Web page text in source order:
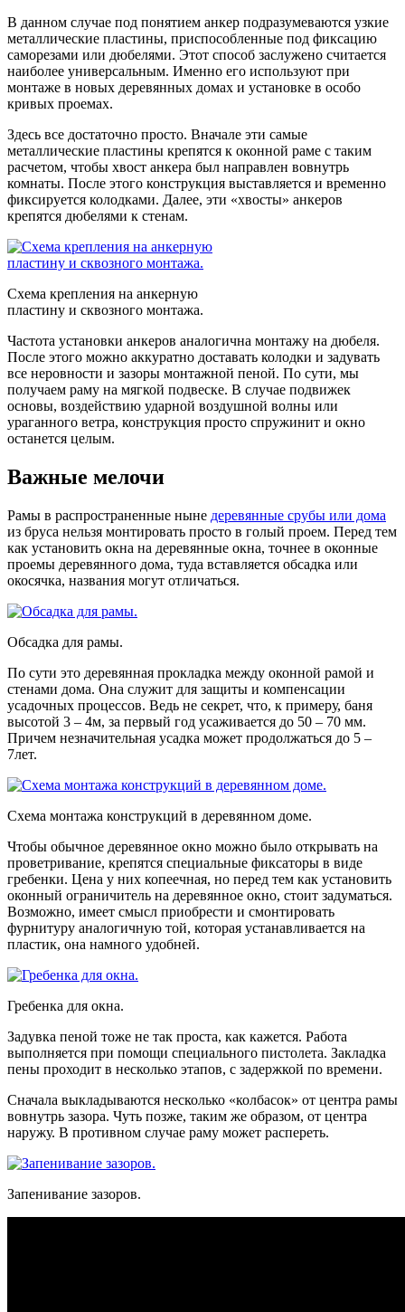
В данном случае под понятием анкер подразумеваются узкие
металлические пластины, приспособленные под фиксацию
саморезами или дюбелями. Этот способ заслужено считается
наиболее универсальным. Именно его используют при
монтаже в новых деревянных домах и установке в особо
кривых проемах.
Здесь все достаточно просто. Вначале эти самые
металлические пластины крепятся к оконной раме с таким
расчетом, чтобы хвост анкера был направлен вовнутрь
комнаты. После этого конструкция выставляется и временно
фиксируется колодками. Далее, эти «хвосты» анкеров
крепятся дюбелями к стенам.
Схема крепления на анкерную
пластину и сквозного монтажа.
Частота установки анкеров аналогична монтажу на дюбеля.
После этого можно аккуратно доставать колодки и задувать
все неровности и зазоры монтажной пеной. По сути, мы
получаем раму на мягкой подвеске. В случае подвижек
основы, воздействию ударной воздушной волны или
ураганного ветра, конструкция просто спружинит и окно
останется целым.
Важные мелочи
Рамы в распространенные ныне деревянные срубы или дома
из бруса нельзя монтировать просто в голый проем. Перед тем
как установить окна на деревянные окна, точнее в оконные
проемы деревянного дома, туда вставляется обсадка или
окосячка, названия могут отличаться.
Обсадка для рамы.
По сути это деревянная прокладка между оконной рамой и
стенами дома. Она служит для защиты и компенсации
усадочных процессов. Ведь не секрет, что, к примеру, баня
высотой 3 – 4м, за первый год усаживается до 50 – 70 мм.
Причем незначительная усадка может продолжаться до 5 –
7лет.
Схема монтажа конструкций в деревянном доме.
Чтобы обычное деревянное окно можно было открывать на
проветривание, крепятся специальные фиксаторы в виде
гребенки. Цена у них копеечная, но перед тем как установить
оконный ограничитель на деревянное окно, стоит задуматься.
Возможно, имеет смысл приобрести и смонтировать
фурнитуру аналогичную той, которая устанавливается на
пластик, она намного удобней.
Гребенка для окна.
Задувка пеной тоже не так проста, как кажется. Работа
выполняется при помощи специального пистолета. Закладка
пены проходит в несколько этапов, с задержкой по времени.
Сначала выкладываются несколько «колбасок» от центра рамы
вовнутрь зазора. Чуть позже, таким же образом, от центра
наружу. В противном случае раму может распереть.
Запенивание зазоров.